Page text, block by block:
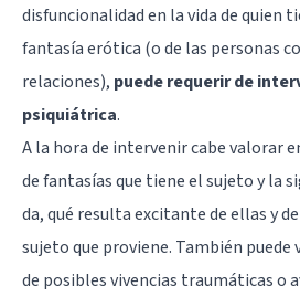
disfuncionalidad en la vida de quien
fantasía erótica (o de las personas
relaciones), puede requerir de
psiquiátrica.
A la hora de intervenir cabe valorar
de fantasías que tiene el sujeto y la
da, qué resulta excitante de ellas y
sujeto que proviene. También puede
de posibles vivencias traumáticas o